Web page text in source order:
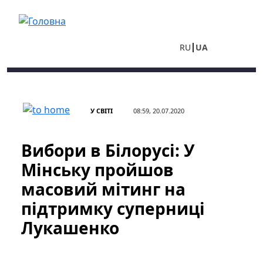
RU UA
У СВІТІ 08:59, 20.07.2020
Вибори в Білорусі: У
Мінську пройшов
масовий мітинг на
підтримку суперниці
Лукашенко